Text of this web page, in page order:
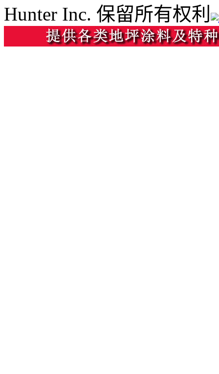
Hunter Inc. 保留所有权利